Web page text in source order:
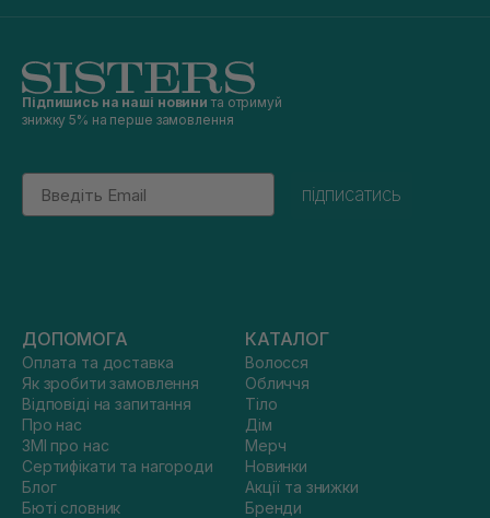
Підпишись на наші новини та отримуй
знижку 5% на перше замовлення
Email
підписатись
ДОПОМОГА
Оплата та доставка
Як зробити замовлення
Відповіді на запитання
Про нас
ЗМІ про нас
Сертифікати та нагороди
Блог
Бюті словник
КАТАЛОГ
Волосся
Обличчя
Тіло
Дім
Мерч
Новинки
Акції та знижки
Бренди